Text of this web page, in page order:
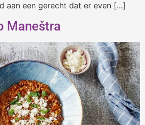
aan een gerecht dat er even […]
Maneštra